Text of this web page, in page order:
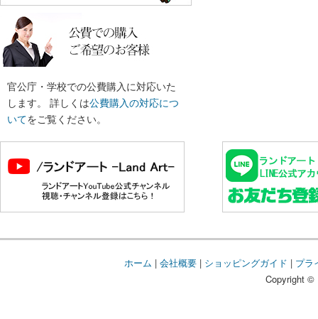
官公庁・学校での公費購入に対応いた
します。 詳しくは公費購入の対応につ
いてをご覧ください。
ホーム | 会社概要| ショッピングガイド | プラ
Copyright ©